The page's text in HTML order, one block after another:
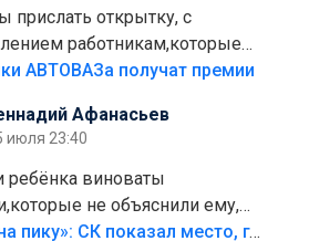
прислать открытку, с
работникам,которые
лет отработали на
АВТОВАЗа получат премии
Афанасьев
июля 23:40
ребёнка виноваты
не объяснили ему,
хорошо и что такое плохо!
«Попал на пику»: СК показал место, где был смертельно травмирован ребенок в Тольятти